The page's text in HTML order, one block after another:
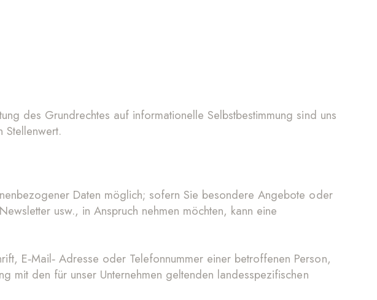
des Grundrechtes auf informationelle Selbstbestimmung sind uns
Stellenwert.
Daten möglich; sofern Sie besondere Angebote oder
usw., in Anspruch nehmen möchten, kann eine
E‐Mail‐ Adresse oder Telefonnummer einer betroffenen Person,
mit den für unser Unternehmen geltenden landesspezifischen